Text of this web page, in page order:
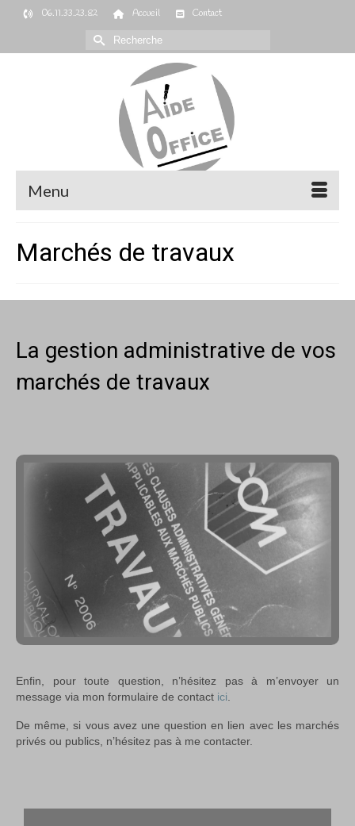
06.11.33.23.82 Accueil
Contact
Rechercher :
Menu
Marchés de travaux
La gestion administrative de vos
marchés de travaux
Enfin, pour toute question, n’hésitez pas à m’envoyer un
message via mon formulaire de contact ici
De même, si vous avez une question en lien avec les marchés
privés ou publics, n’hésitez pas à me contacter.